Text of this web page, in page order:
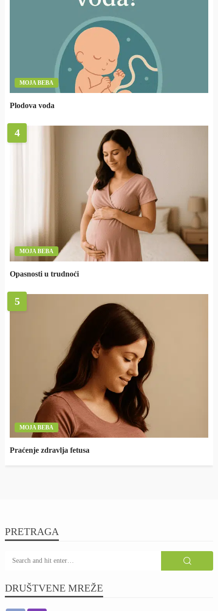
MOJA BEBA
Plodova voda
4
MOJA BEBA
Opasnosti u trudnoći
5
MOJA BEBA
Praćenje zdravlja fetusa
PRETRAGA
DRUŠTVENE MREŽE